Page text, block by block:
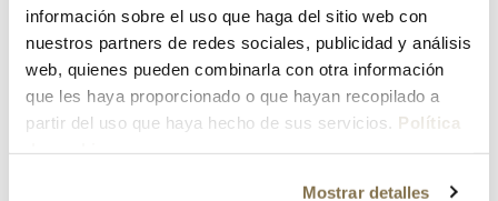
información sobre el uso que haga del sitio web con
nuestros partners de redes sociales, publicidad y análisis
web, quienes pueden combinarla con otra información
que les haya proporcionado o que hayan recopilado a
partir del uso que haya hecho de sus servicios. Política
Mostrar detalles
¿Has olvidado tu contraseña?